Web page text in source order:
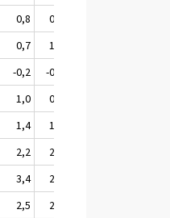
0,8 0,5
0,7 1,0
-0,2 -0,2
1,0 0,5
1,4 1,6
2,2 2,4
3,4 2,9
2,5 2,9